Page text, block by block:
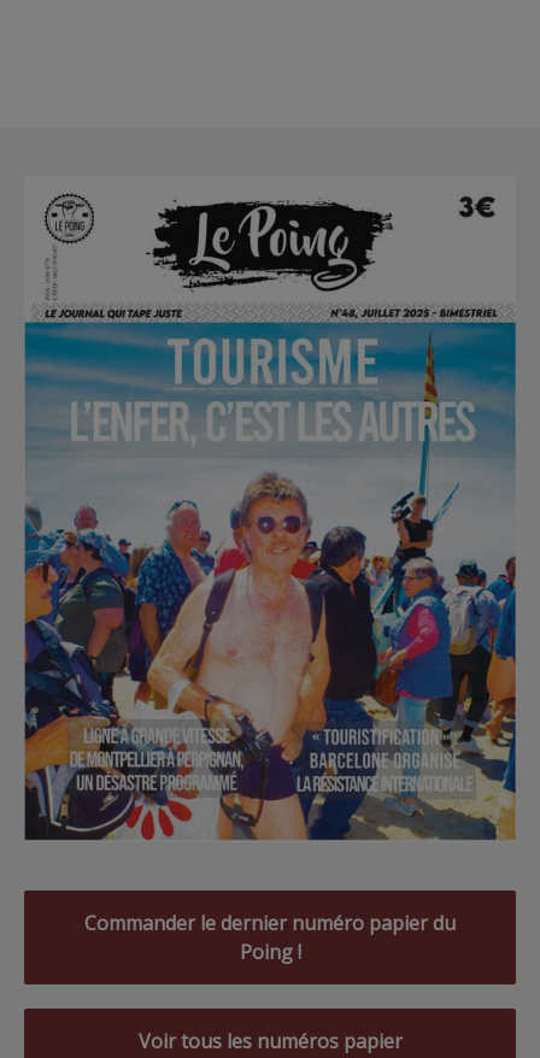
Commander le dernier numéro papier du
Poing !
Voir tous les numéros papier